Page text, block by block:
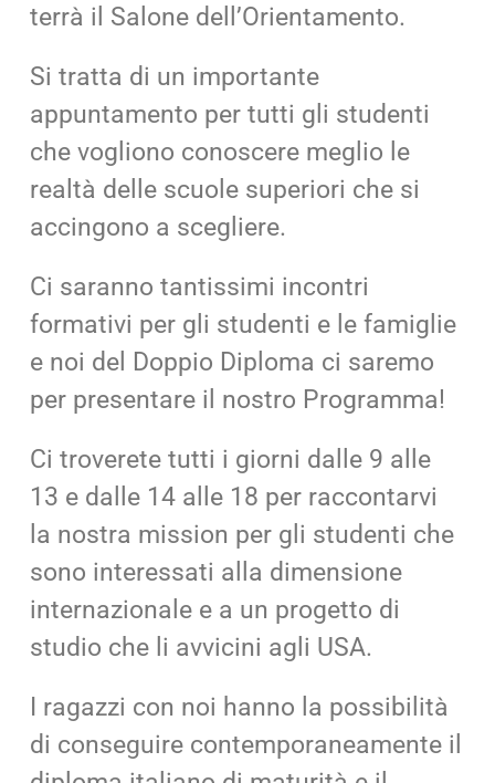
terrà il Salone dell’Orientamento.
Si tratta di un importante
appuntamento per tutti gli studenti
che vogliono conoscere meglio le
realtà delle scuole superiori che si
accingono a scegliere.
Ci saranno tantissimi incontri
formativi per gli studenti e le famiglie
e noi del Doppio Diploma ci saremo
per presentare il nostro Programma!
Ci troverete tutti i giorni dalle 9 alle
13 e dalle 14 alle 18 per raccontarvi
la nostra mission per gli studenti che
sono interessati alla dimensione
internazionale e a un progetto di
studio che li avvicini agli USA.
I ragazzi con noi hanno la possibilità
di conseguire contemporaneamente il